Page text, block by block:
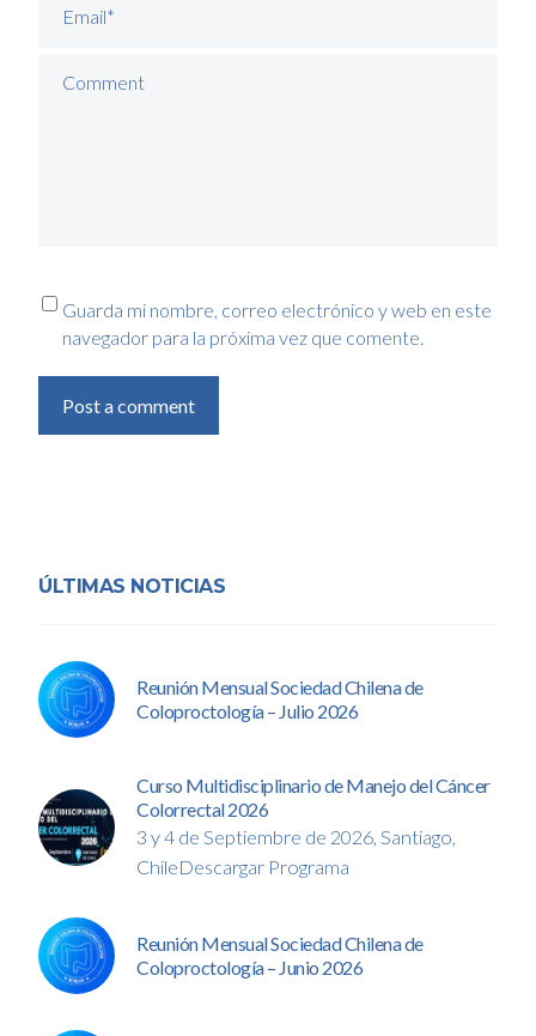
Email*
Comment
Guarda mi nombre, correo electrónico y web en este
navegador para la próxima vez que comente.
Post a comment
ÚLTIMAS NOTICIAS
Reunión Mensual Sociedad Chilena de
Coloproctología – Julio 2026
Curso Multidisciplinario de Manejo del Cáncer
Colorrectal 2026
3 y 4 de Septiembre de 2026, Santiago,
ChileDescargar Programa
Reunión Mensual Sociedad Chilena de
Coloproctología – Junio 2026